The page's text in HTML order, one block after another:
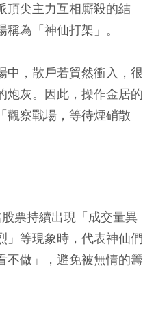
頂尖主力互相廝殺的結
為「神仙打架」。
中，散戶若貿然衝入，很
炮灰。因此，操作金居的
觀察戰場，等待煙硝散
票持續出現「成交量異
」等現象時，代表神仙們
不做」，避免被無情的籌